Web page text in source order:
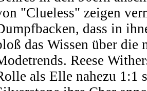
"Clueless" zeigen
dass in
das Wissen über die
Reese
als Elle nahezu 1:1